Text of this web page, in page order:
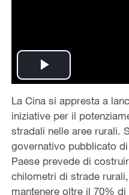
Play
Video
La Cina si appresta a
iniziative per il
stradali nelle aree rurali.
governativo pubblicato
Paese prevede di
chilometri di strade
mantenere oltre il 70%